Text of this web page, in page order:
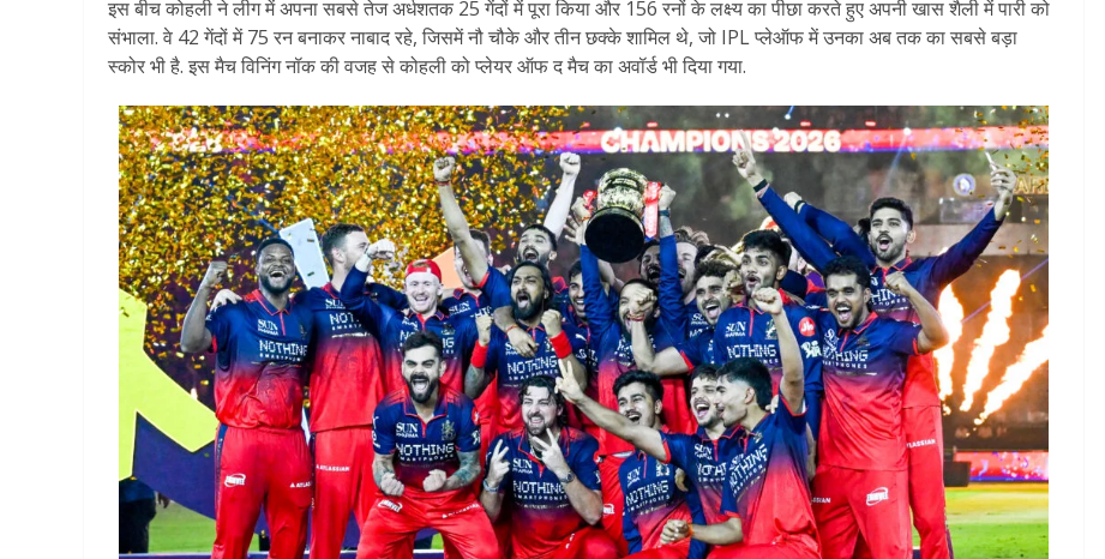
इस बीच कोहली ने लीग में अपना सबसे तेज अर्धशतक 25 गेंदों में पूरा किया और 156 रनों के लक्ष्य का पीछा करते हुए अपनी खास शैली में पारी को
संभाला. वे 42 गेंदों में 75 रन बनाकर नाबाद रहे, जिसमें नौ चौके और तीन छक्के शामिल थे, जो IPL प्लेऑफ में उनका अब तक का सबसे बड़ा
स्कोर भी है. इस मैच विनिंग नॉक की वजह से कोहली को प्लेयर ऑफ द मैच का अवॉर्ड भी दिया गया.